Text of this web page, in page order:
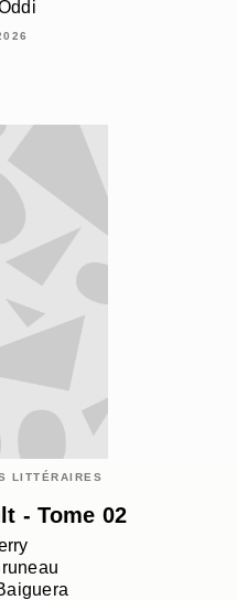
LITTÉRAIRES
- Tome 02